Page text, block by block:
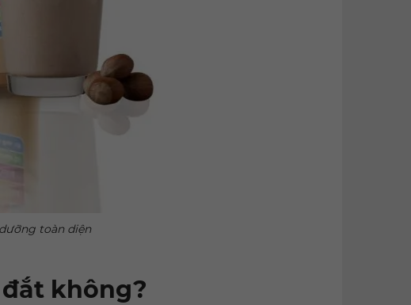
toàn diện
không?